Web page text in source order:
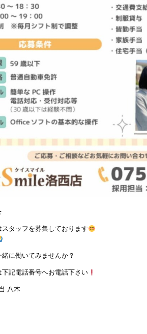
タッフを募集しております
に働いてみませんか？
記電話番号へお電話下さい
:八木